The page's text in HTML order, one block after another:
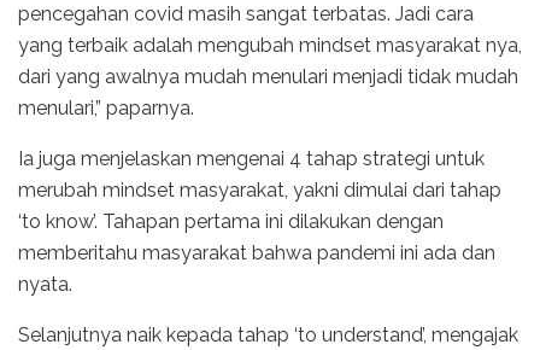
pencegahan covid masih sangat terbatas. Jadi cara
yang terbaik adalah mengubah mindset masyarakat nya,
dari yang awalnya mudah menulari menjadi tidak mudah
menulari,” paparnya.
Ia juga menjelaskan mengenai 4 tahap strategi untuk
merubah mindset masyarakat, yakni dimulai dari tahap
‘to know’. Tahapan pertama ini dilakukan dengan
memberitahu masyarakat bahwa pandemi ini ada dan
nyata.
Selanjutnya naik kepada tahap ‘to understand’, mengajak